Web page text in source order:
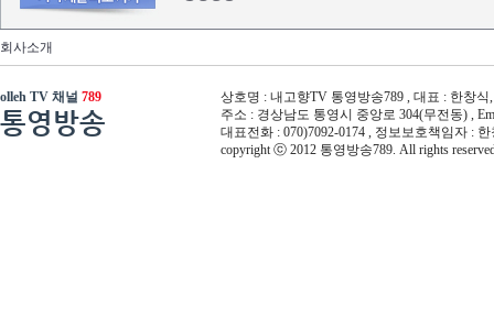
회사소개
olleh TV 채널 789
통영방송
상호명 : 내고향TV 통영방송789 , 대표 : 한창식
주소 : 경상남도 통영시 중앙로 304(무전동) ,
대표전화 : 070)7092-0174 , 정보보호책임자 :
copyright ⓒ 2012 통영방송789. All rights